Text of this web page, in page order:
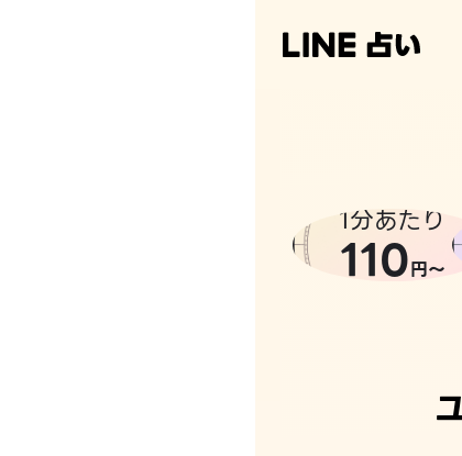
1分あたり
110円〜